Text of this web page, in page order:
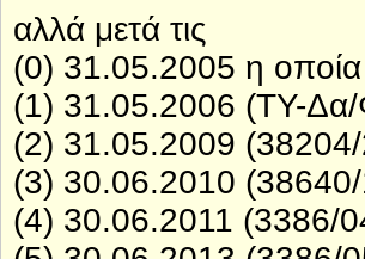
αλλά μετά τις
(0) 31.05.2005 η
(1) 31.05.2006 (ΤΥ-
(2) 31.05.2009
(3) 30.06.2010
(4) 30.06.2011 (3386/